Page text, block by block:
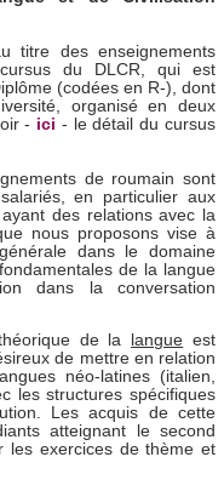
des enseignements
du DLCR, qui est
(codées en R-), dont
organisé en deux
- ici - le détail du cursus
de roumain sont
en particulier aux
des relations avec la
nous proposons vise à
dans le domaine
de la langue
dans la conversation
de la
langue est
de mettre en relation
néo-latines (italien,
les structures spécifiques
Les acquis de cette
atteignant le second
les exercices de thème et